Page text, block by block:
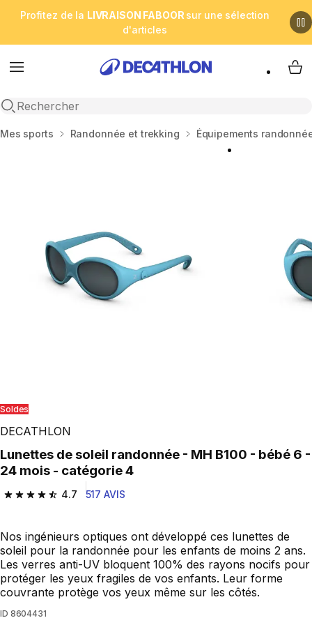
Profitez de la LIVRAISON FABOOR sur une sélection
d'articles
Menu
Open search
My
Accueil
Mes sports Randonnée et trekking Équipements
Play Video
Soldes
DECATHLON
Lunettes de soleil randonnée - MH B100 - bébé 6 -
24 mois - catégorie 4
4.7
4.7 out of 5 stars from 517 reviews
517 AVIS
Nos ingénieurs optiques ont développé ces lunettes de
soleil pour la randonnée pour les enfants de moins 2 ans.
Les verres anti-UV bloquent 100% des rayons nocifs pour
protéger les yeux fragiles de vos enfants. Leur forme
couvrante protège vos yeux même sur les côtés.
ID 8604431